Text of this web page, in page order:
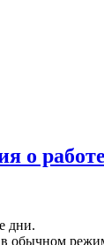
о
дни.
в обычном